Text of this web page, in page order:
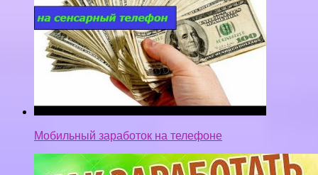
Мобильный заработок на телефоне